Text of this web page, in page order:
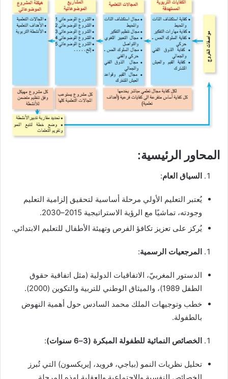
المحاور الرئيسية:
السياق العام:
يُعتبر التعليم الأولي مرحلة أساسية لتحقيق إلزامية التعليم
وجودته، تماشيًا مع الرؤية الاستراتيجية 2015–2030.
يُركز على تعزيز تكافؤ الفرص وتهيئة الأطفال للتعليم الابتدائي.
المرجعيات الرسمية:
الدستور المغربيّ، الاتفاقيات الدولية (مثل اتفاقية حقوق
الطفل 1989)، والميثاق الوطني للتربية والتكوين (2000).
خطب وتوجيهات الملك محمد السادس حول أهمية النهوض
بالطفولة.
الخصائص النمائية للطفولة المبكرة (3–6 سنوات) :
تحليل نظريات النمو (بياجي، فرويد، إيريكسون) التي تُبرز
الخصائص النفسية والاجتماعية والعقلية لهذه المرحلة.